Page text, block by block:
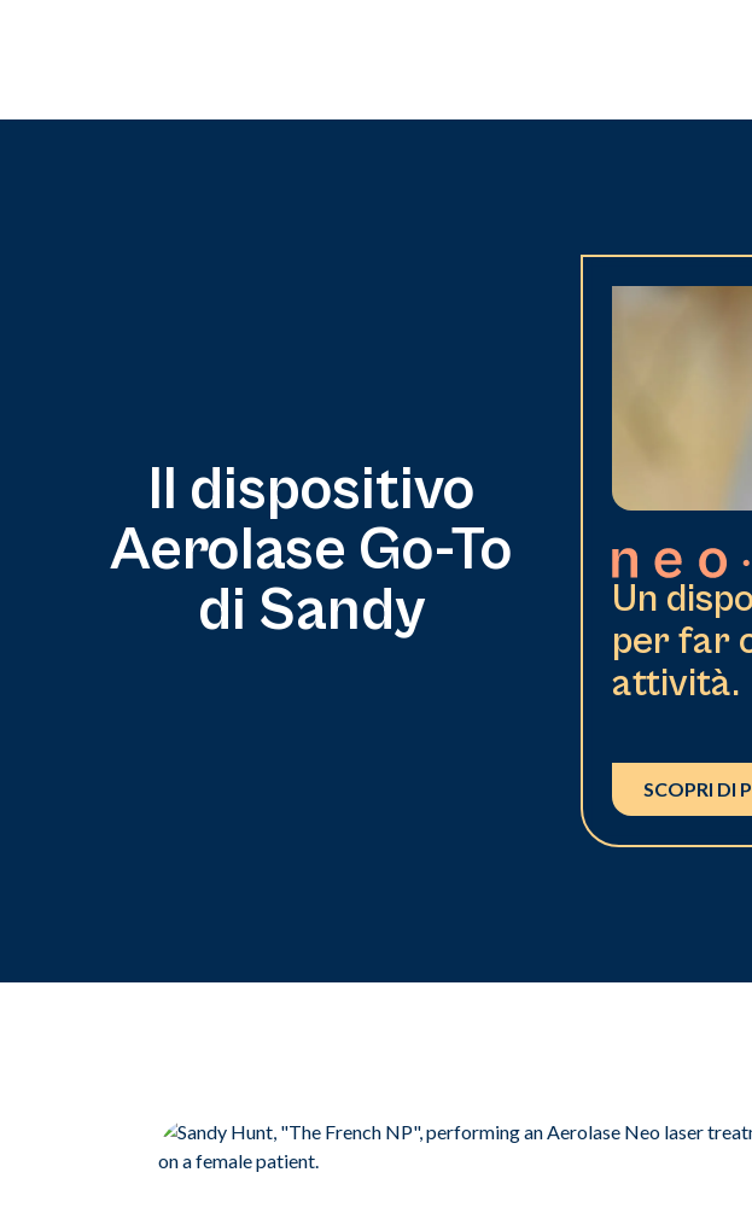
Il dispositivo
Aerolase Go-To
di Sandy
Un
per far
attività.
SCOPRI DI